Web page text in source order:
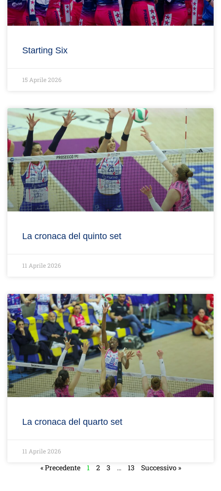
Starting Six
15 Aprile 2026
La cronaca del quinto set
11 Aprile 2026
La cronaca del quarto set
11 Aprile 2026
« Precedente 1 2 3 … 13 Successivo »